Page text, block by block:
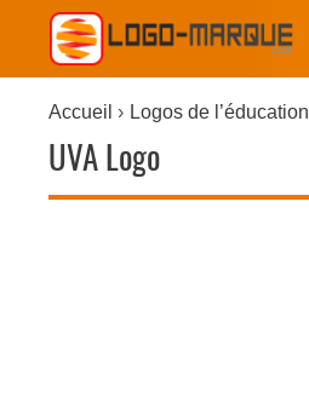
Accueil Logos de l’éducation
UVA Logo